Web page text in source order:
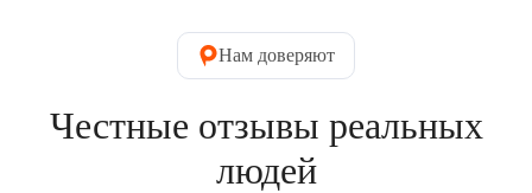
Нам доверяют
Честные отзывы реальных
людей